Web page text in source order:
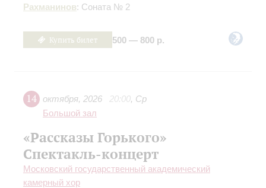
Рахманинов: Соната № 2
Купить билет 500 — 800 р.
14 октября, 2026 20:00, Ср
Большой зал
«Рассказы Горького»
Спектакль-концерт
Московский государственный академический
камерный хор